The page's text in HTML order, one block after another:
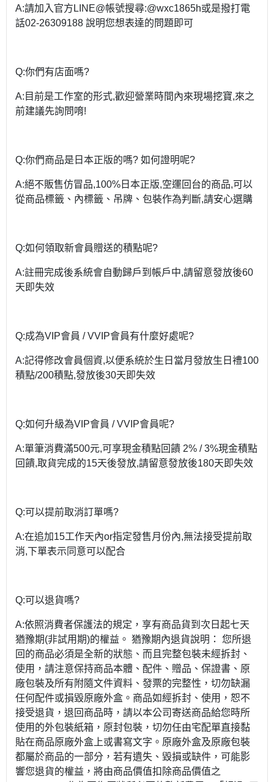
A:請加入官方LINE@帳號搜尋:@wxc1865h或是撥打電
話02-26309188 說明您想表達的問題即可
Q:你們有店面嗎?
A:目前是工作室的形式,歡迎營業時間內來現場挖寶,來之
前建議先詢問唷!
Q:你們商品是日本正版的嗎? 如何證明呢?
A:絕不販售仿冒品,100%日本正版,空運回台的商品,可以
從商品標籤、內標籤、吊牌、包裝作為判斷,請安心選購
Q:如何領取新會員贈送的積點呢?
A:註冊完成後系統會自動歸戶到帳戶中,請留意發放後60
天即失效
Q:成為VIP會員 / VVIP會員有什麼好處呢?
A:記得修改會員個資,以便系統於生日當月發放生日禮100
積點/200積點,發放後30天即失效
Q:如何升級為VIP會員 / VVIP會員呢?
A:單筆消費滿500元,可享現金積點回饋 2% / 3%現金積點
回饋,取貨完成的15天後發放,請留意發放後180天即失效
Q:可以提前取消訂單嗎?
A:在追加15工作天內or指定發售月份內,無法接受提前取
消,下單表示同意可以配合
Q:可以退貨嗎?
A:依照消費者保護法的規定，享有商品貨到次日起七天
猶豫期(非試用期)的權益。 猶豫期內退貨說明： 您所退
回的商品必須是全新的狀態、而且完整包裝未經拆封、
使用，請注意保持商品本體、配件、贈品、保證書、原
廠包裝及所有附隨文件資料、發票的完整性，切勿缺漏
任何配件或損毀原廠外盒。商品如經拆封、使用，恕不
接受退貨，退回商品時，請以本公司寄送商品給您時所
使用的外包裝紙箱，原封包裝，切勿任由宅配單直接黏
貼在商品原廠外盒上或書寫文字。原廠外盒及原廠包裝
都屬於商品的一部分，若有遺失、毀損或缺件，可能影
響您退貨的權益，將由商品價值扣除商品價值之